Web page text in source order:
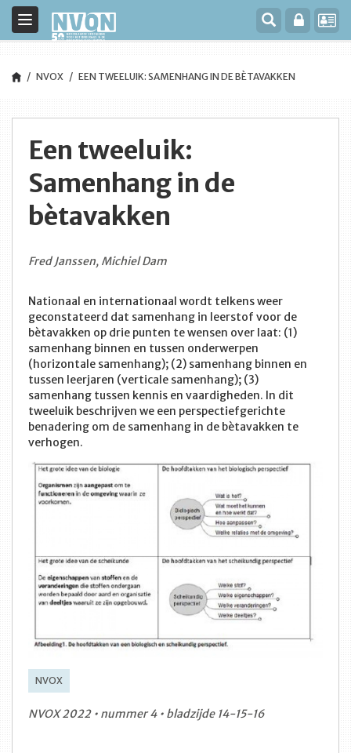
Toggle
navigation
NVOX EEN TWEELUIK: SAMENHANG IN DE BÈTAVAKKEN
Een tweeluik:
Samenhang in de
bètavakken
Fred Janssen, Michiel Dam
Nationaal en internationaal wordt telkens weer
geconstateerd dat samenhang in leerstof voor de
bètavakken op drie punten te wensen over laat: (1)
samenhang binnen en tussen onderwerpen
(horizontale samenhang); (2) samenhang binnen en
tussen leerjaren (verticale samenhang); (3)
samenhang tussen kennis en vaardigheden. In dit
tweeluik beschrijven we een perspectiefgerichte
benadering om de samenhang in de bètavakken te
verhogen.
NVOX
NVOX 2022 • nummer 4 • bladzijde 14-15-16